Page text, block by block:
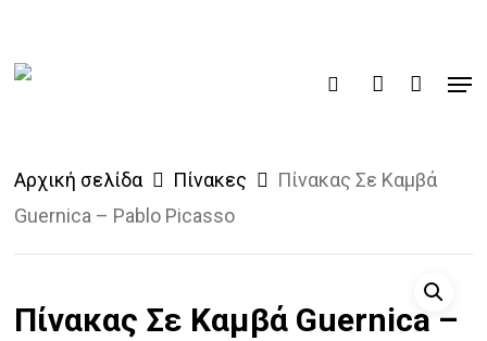
mainProducts
search account
Αρχική σελίδα Πίνακες
Πίνακας Σε Καμβά
Guernica – Pablo Picasso
Πίνακας Σε Καμβά Guernica –